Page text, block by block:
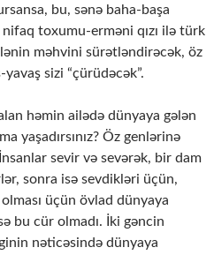
bu, sənə baha-başa
toxumu-erməni qızı ilə türk
məhvini sürətləndirəcək, öz
sizi “çürüdəcək”.
həmin ailədə dünyaya gələn
yaşadırsınız? Öz genlərinə
sevir və sevərək, bir dam
sonra isə sevdikləri üçün,
üçün övlad dünyaya
bu cür olmadı. İki gəncin
nəticəsində dünyaya